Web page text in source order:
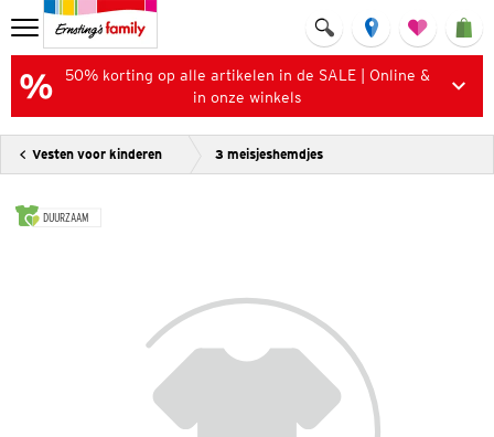
50% korting op alle artikelen in de SALE | Online &
in onze winkels
Vesten voor kinderen 3 meisjeshemdjes
DUURZAAM